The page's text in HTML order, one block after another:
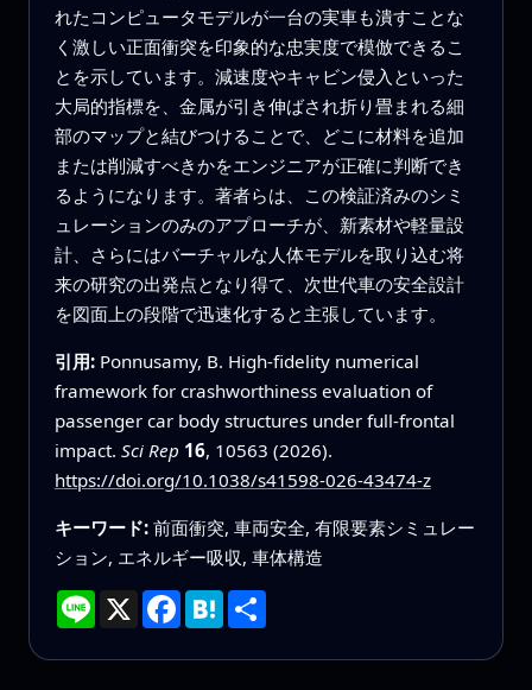
れたコンピュータモデルが一台の実車も潰すことな
く激しい正面衝突を印象的な忠実度で模倣できるこ
とを示しています。減速度やキャビン侵入といった
大局的指標を、金属が引き伸ばされ折り畳まれる細
部のマップと結びつけることで、どこに材料を追加
または削減すべきかをエンジニアが正確に判断でき
るようになります。著者らは、この検証済みのシミ
ュレーションのみのアプローチが、新素材や軽量設
計、さらにはバーチャルな人体モデルを取り込む将
来の研究の出発点となり得て、次世代車の安全設計
を図面上の段階で迅速化すると主張しています。
引用: Ponnusamy, B. High-fidelity numerical
framework for crashworthiness evaluation of
passenger car body structures under full-frontal
impact. Sci Rep 16, 10563 (2026).
https://doi.org/10.1038/s41598-026-43474-z
キーワード: 前面衝突, 車両安全, 有限要素シミュレー
ション, エネルギー吸収, 車体構造
Line X Facebook
Hatena
共
有